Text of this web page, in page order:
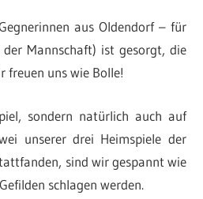
aus Oldendorf – für
Mannschaft) ist gesorgt, die
freuen uns wie Bolle!
sondern natürlich auch auf
unserer drei Heimspiele der
sind wir gespannt wie
schlagen werden.